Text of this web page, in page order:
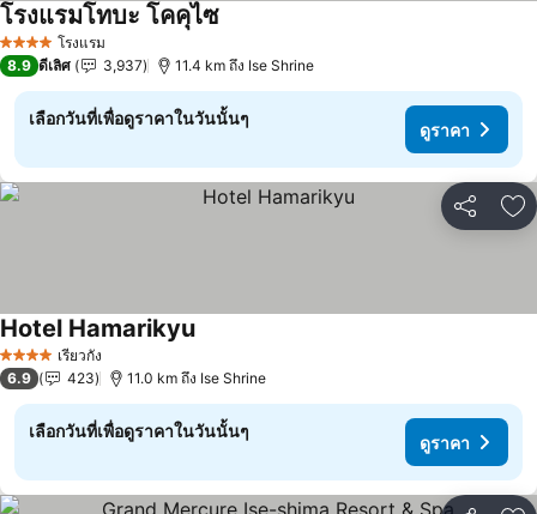
4 ดาว โรงแรม
โรงแรมโทบะ โคคุไซ
8.9 ดีเลิศ 3,937 11.4 km ถึง Ise Shrine
เลือกวันที่เพื่อดูราคาในวันนั้นๆ
ดูราคา
แชร์ เ
4 ดาว เรียวกัง
Hotel Hamarikyuดูราคา
6.9 423 11.0 km ถึง Ise Shrine
เลือกวันที่เพื่อดูราคาในวันนั้นๆ
ดูราคา